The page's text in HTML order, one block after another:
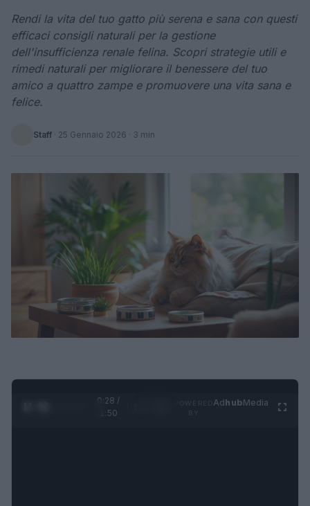
Rendi la vita del tuo gatto più serena e sana con questi
efficaci consigli naturali per la gestione
dell'insufficienza renale felina. Scopri strategie utili e
rimedi naturali per migliorare il benessere del tuo
amico a quattro zampe e promuovere una vita sana e
felice.
Staff · 25 Gennaio 2026 · 3 min
0:29 /
1:50
AdhubMedia